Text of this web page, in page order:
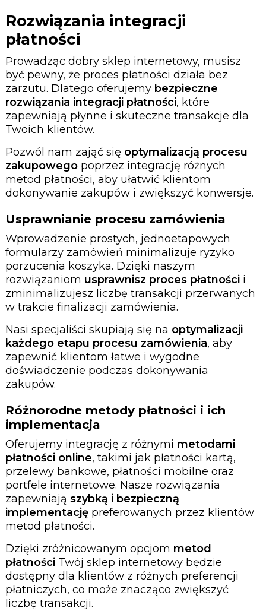
Rozwiązania integracji
płatności
Prowadząc dobry sklep internetowy, musisz
być pewny, że proces płatności działa bez
zarzutu. Dlatego oferujemy bezpieczne
rozwiązania integracji płatności, które
zapewniają płynne i skuteczne transakcje dla
Twoich klientów.
Pozwól nam zająć się optymalizacją procesu
zakupowegopoprzez integrację różnych
metod płatności, aby ułatwić klientom
dokonywanie zakupów i zwiększyć konwersje.
Usprawnianie procesu zamówienia
Wprowadzenie prostych, jednoetapowych
formularzy zamówień minimalizuje ryzyko
porzucenia koszyka. Dzięki naszym
rozwiązaniom usprawnisz proces płatnościi
zminimalizujesz liczbę transakcji przerwanych
w trakcie finalizacji zamówienia.
Nasi specjaliści skupiają się na optymalizacji
każdego etapu procesu zamówienia, aby
zapewnić klientom łatwe i wygodne
doświadczenie podczas dokonywania
zakupów.
Różnorodne metody płatności i ich
implementacja
Oferujemy integrację z różnymi metodami
płatności online, takimi jak płatności kartą,
przelewy bankowe, płatności mobilne oraz
portfele internetowe. Nasze rozwiązania
zapewniają szybką i bezpieczną
implementacjępreferowanych przez klientów
metod płatności.
Dzięki zróżnicowanym opcjom metod
płatnościTwój sklep internetowy będzie
dostępny dla klientów z różnych preferencji
płatniczych, co może znacząco zwiększyć
liczbę transakcji.